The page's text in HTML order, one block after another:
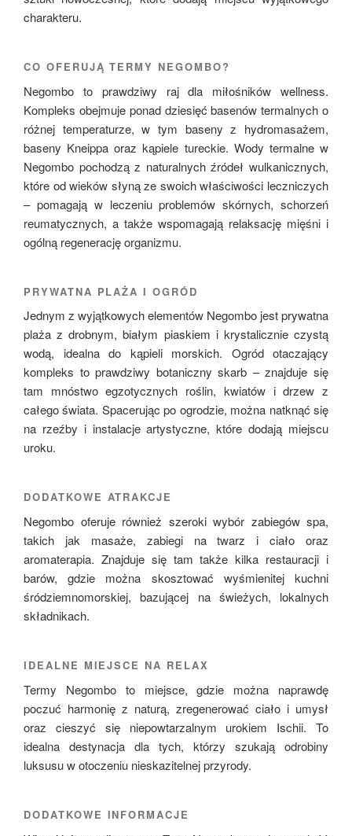
charakteru.
CO OFERUJĄ TERMY NEGOMBO?
Negombo to prawdziwy raj dla miłośników wellness.
Kompleks obejmuje ponad dziesięć basenów termalnych o
różnej temperaturze, w tym baseny z hydromasażem,
baseny Kneippa oraz kąpiele tureckie. Wody termalne w
Negombo pochodzą z naturalnych źródeł wulkanicznych,
które od wieków słyną ze swoich właściwości leczniczych
– pomagają w leczeniu problemów skórnych, schorzeń
reumatycznych, a także wspomagają relaksację mięśni i
ogólną regenerację organizmu.
PRYWATNA PLAŻA I OGRÓD
Jednym z wyjątkowych elementów Negombo jest prywatna
plaża z drobnym, białym piaskiem i krystalicznie czystą
wodą, idealna do kąpieli morskich. Ogród otaczający
kompleks to prawdziwy botaniczny skarb – znajduje się
tam mnóstwo egzotycznych roślin, kwiatów i drzew z
całego świata. Spacerując po ogrodzie, można natknąć się
na rzeźby i instalacje artystyczne, które dodają miejscu
uroku.
DODATKOWE ATRAKCJE
Negombo oferuje również szeroki wybór zabiegów spa,
takich jak masaże, zabiegi na twarz i ciało oraz
aromaterapia. Znajduje się tam także kilka restauracji i
barów, gdzie można skosztować wyśmienitej kuchni
śródziemnomorskiej, bazującej na świeżych, lokalnych
składnikach.
IDEALNE MIEJSCE NA RELAX
Termy Negombo to miejsce, gdzie można naprawdę
poczuć harmonię z naturą, zregenerować ciało i umysł
oraz cieszyć się niepowtarzalnym urokiem Ischii. To
idealna destynacja dla tych, którzy szukają odrobiny
luksusu w otoczeniu nieskazitelnej przyrody.
DODATKOWE INFORMACJE